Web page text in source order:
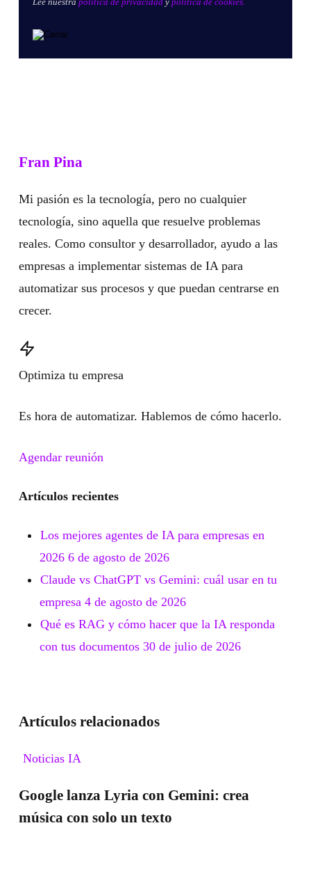
Fran Pina
Mi pasión es la tecnología, pero no cualquier
tecnología, sino aquella que resuelve problemas
reales. Como consultor y desarrollador, ayudo a las
empresas a implementar sistemas de IA para
automatizar sus procesos y que puedan centrarse en
crecer.
Optimiza tu empresa
Es hora de automatizar. Hablemos de cómo hacerlo.
Agendar reunión
Artículos recientes
Los mejores agentes de IA para empresas en
2026 6 de agosto de 2026
Claude vs ChatGPT vs Gemini: cuál usar en tu
empresa 4 de agosto de 2026
Qué es RAG y cómo hacer que la IA responda
con tus documentos 30 de julio de 2026
Artículos relacionados
Noticias IA
Lyria
con
Google lanza Lyria con Gemini: crea
música con solo un texto